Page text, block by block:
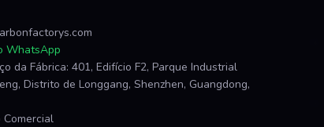
WhatsApp
da Fábrica: 401, Edifício F2, Parque Industrial
Distrito de Longgang, Shenzhen, Guangdong,
Comercial